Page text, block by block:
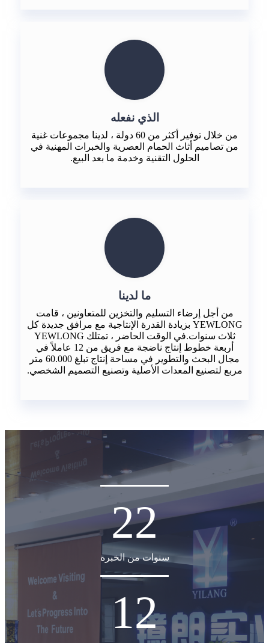
الذي نفعله
من خلال توفير أكثر من 60 دولة ، لدينا مجموعات غنية
من تصاميم أثاث الحمام العصرية والخبرات المهنية في
الحلول التقنية وخدمة ما بعد البيع.
ما لدينا
من أجل إرضاء التسليم والتخزين للمتعاونين ، قامت
YEWLONG بزيادة القدرة الإنتاجية مع مرافق جديدة كل
ثلاث سنوات.في الوقت الحاضر ، تمتلك YEWLONG
أربعة خطوط إنتاج ناضجة مع فريق من 12 عاملاً في
مجال البحث والتطوير في مساحة إنتاج تبلغ 60.000 متر
مربع لتصنيع المعدات الأصلية وتصنيع التصميم الشخصي.
22
سنوات من الخبرة
12